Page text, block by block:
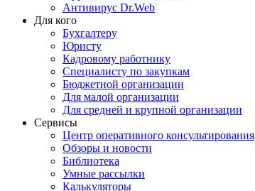
Антивирус Dr.Web
Для кого
Бухгалтеру
Юристу
Кадровому работнику
Специалисту по закупкам
Бюджетной организации
Для малой организации
Для средней и крупной организации
Сервисы
Центр оперативного консультирования
Обзоры и новости
Библиотека
Умные рассылки
Калькуляторы